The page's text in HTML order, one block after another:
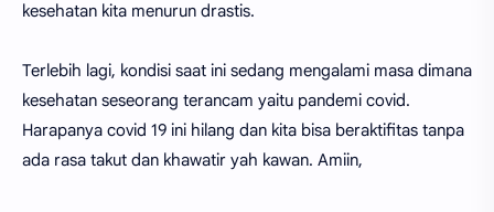
kesehatan kita menurun drastis.
Terlebih lagi, kondisi saat ini sedang mengalami masa dimana
kesehatan seseorang terancam yaitu pandemi covid.
Harapanya covid 19 ini hilang dan kita bisa beraktifitas tanpa
ada rasa takut dan khawatir yah kawan. Amiin,